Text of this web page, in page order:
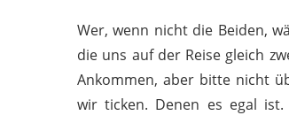
Wer, wenn nicht die Beiden,
die uns auf der Reise gleich
Ankommen, aber bitte nicht
wir ticken. Denen es egal